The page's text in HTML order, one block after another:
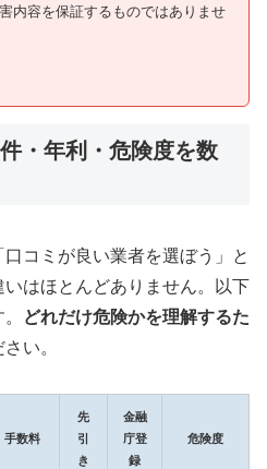
内容を保証するものではありませ
・年利・危険度を数
コミが良い業者を選ぼう」と
はほとんどありません。以下
どれだけ危険かを理解するた
い。
手数料
先
引
き
金融
庁登
録
危険度